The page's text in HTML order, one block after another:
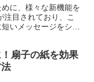
に、様々な新機能を
注目されており、こ
いメッセージをシェ
扇子の紙を効果